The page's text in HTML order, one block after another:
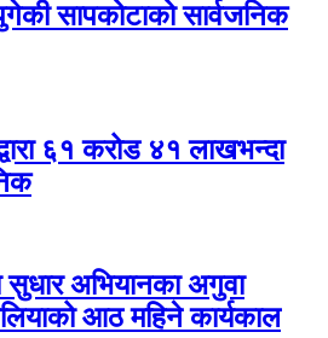
सापकोटाको सार्वजनिक
६१ करोड ४१ लाखभन्दा
अभियानका अगुवा
आठ महिने कार्यकाल